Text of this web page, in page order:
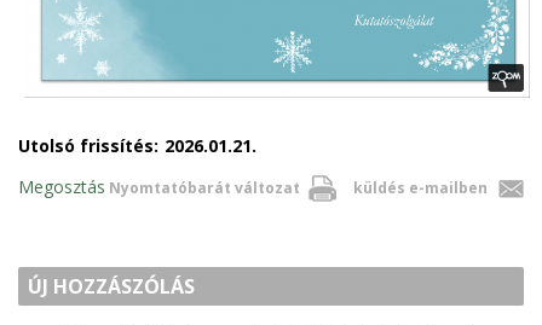
Utolsó frissítés: 2026.01.21.
Nyomtatóbarát változat küldés e-mailben
Megosztás
ÚJ HOZZÁSZÓLÁS